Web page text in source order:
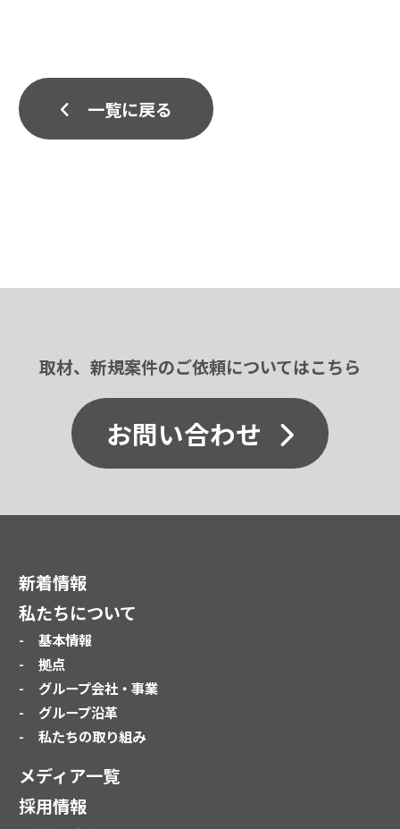
一覧に戻る
取材、新規案件のご依頼についてはこちら
お問い合わせ
新着情報
私たちについて
基本情報
拠点
グループ会社・事業
グループ沿革
私たちの取り組み
メディア一覧
採用情報